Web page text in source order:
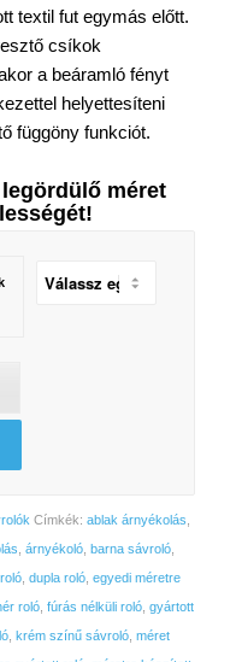
textil fut egymás előtt.
csíkok
a beáramló fényt
helyettesíteni
függöny funkciót.
méret
!
Címkék: ablak árnyékolás
árnyékoló, barna sávroló,
, dupla roló, egyedi méretre
roló, fúrás nélküli roló, gyártott
, krém színű sávroló, méret